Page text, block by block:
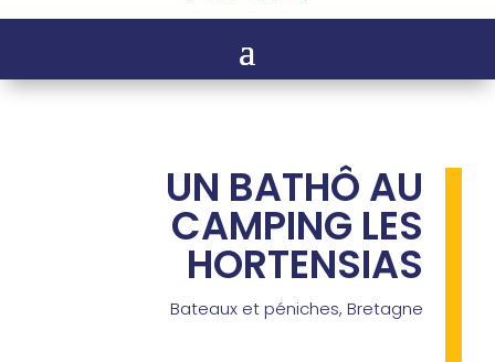
UN BATHÔ AU
CAMPING LES
HORTENSIAS
Bateaux et péniches, Bretagne